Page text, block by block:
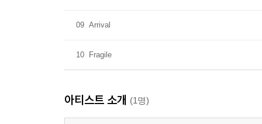
09 Arrival
10 Fragile
아티스트 소개 (1명)